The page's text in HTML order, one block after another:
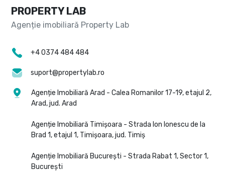
PROPERTY LAB
+4 0374 484 484
suport@propertylab.ro
Agenție Imobiliară Arad - Calea Romanilor 17-19, etajul 2,
Arad, jud. Arad
Agenție Imobiliară Timișoara - Strada Ion Ionescu de la
Brad 1, etajul 1, Timișoara, jud. Timiș
Agenție Imobiliară București - Strada Rabat 1, Sector 1,
București